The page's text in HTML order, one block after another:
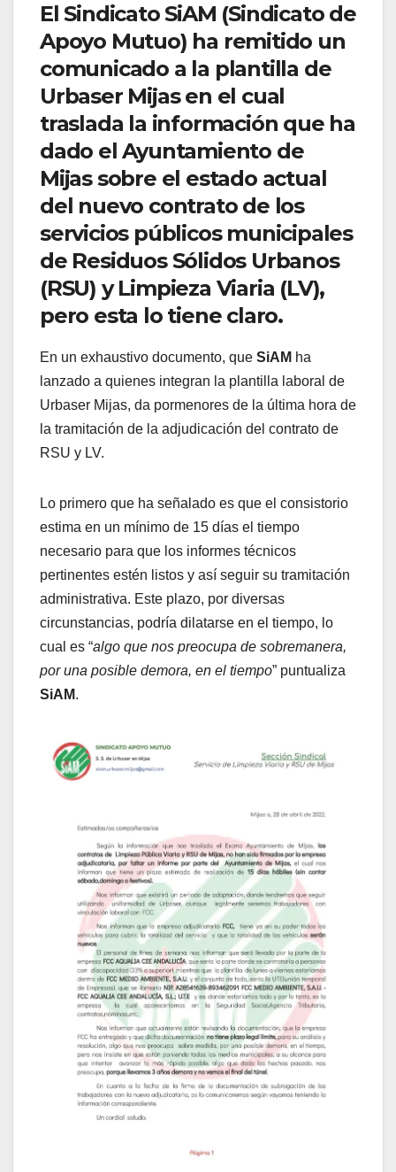
El Sindicato SiAM (Sindicato de
Apoyo Mutuo) ha remitido un
comunicado a la plantilla de
Urbaser Mijas en el cual
traslada la información que ha
dado el Ayuntamiento de
Mijas sobre el estado actual
del nuevo contrato de los
servicios públicos municipales
de Residuos Sólidos Urbanos
(RSU) y Limpieza Viaria (LV),
pero esta lo tiene claro.
En un exhaustivo documento, que SiAM ha
lanzado a quienes integran la plantilla laboral de
Urbaser Mijas, da pormenores de la última hora de
la tramitación de la adjudicación del contrato de
RSU y LV.
Lo primero que ha señalado es que el consistorio
estima en un mínimo de 15 días el tiempo
necesario para que los informes técnicos
pertinentes estén listos y así seguir su tramitación
administrativa. Este plazo, por diversas
circunstancias, podría dilatarse en el tiempo, lo
cual es “algo que nos preocupa de sobremanera,
por una posible demora, en el tiempo” puntualiza
SiAM.